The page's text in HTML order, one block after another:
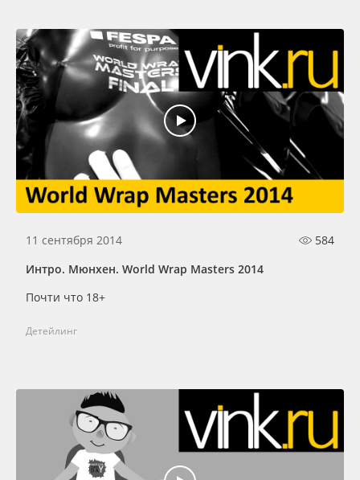
11 сентября 2014
584
Интро. Мюнхен. World Wrap Masters 2014
Почти что 18+
Детейлинг